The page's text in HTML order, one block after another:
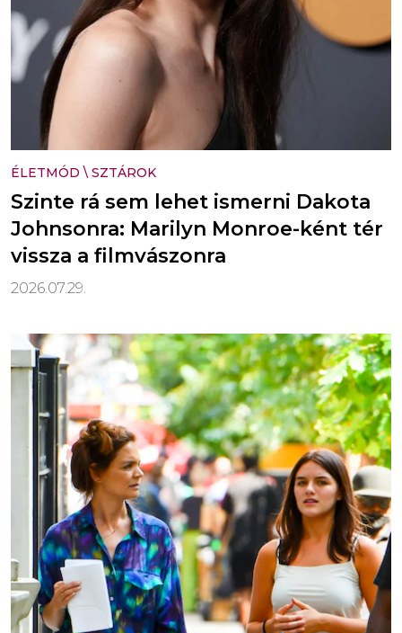
ÉLETMÓD \ SZTÁROK
Szinte rá sem lehet ismerni Dakota
Johnsonra: Marilyn Monroe-ként tér
vissza a filmvászonra
2026.07.29.